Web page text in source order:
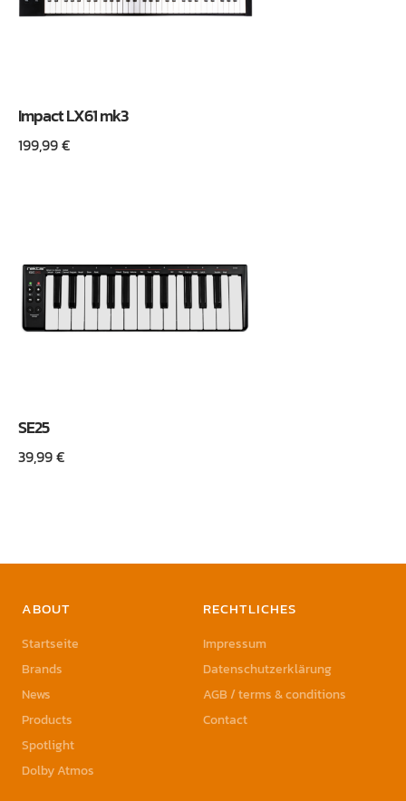
Impact LX61 mk3
199,99€
SE25
39,99€
ABOUT
Startseite
Brands
News
Products
Spotlight
Dolby Atmos
RECHTLICHES
Impressum
Datenschutzerklärung
AGB / terms & conditions
Contact